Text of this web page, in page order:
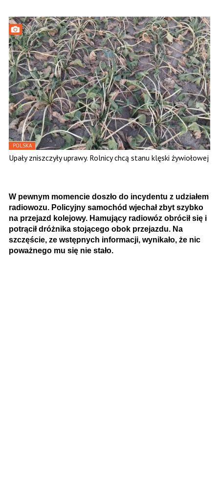
POLSKA
Upały zniszczyły uprawy. Rolnicy chcą stanu klęski żywiołowej
W pewnym momencie doszło do incydentu z udziałem
radiowozu. Policyjny samochód wjechał zbyt szybko
na przejazd kolejowy. Hamujący radiowóz obrócił się i
potrącił dróżnika stojącego obok przejazdu. Na
szczęście, ze wstępnych informacji, wynikało, że nic
poważnego mu się nie stało.